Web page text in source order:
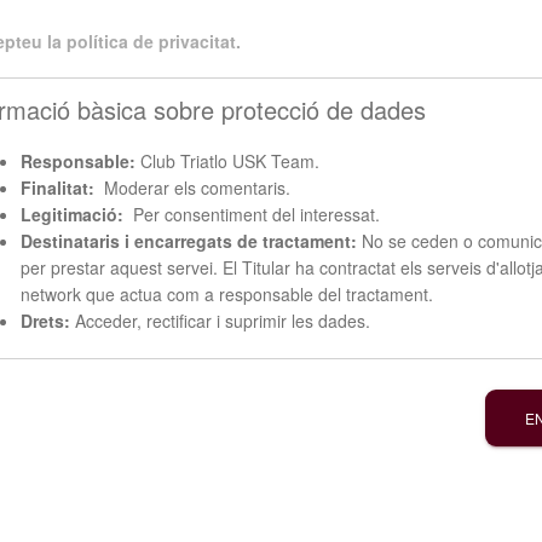
la política de privacitat.
bàsica sobre protecció de dades
Responsable: Club Triatlo USK Team.
Finalitat: Moderar els comentaris.
Legitimació: Per consentiment del interessat.
Destinataris i encarregats de tractament: No se ceden o
per prestar aquest servei. El Titular ha contractat els serveis
network que actua com a responsable del tractament.
Drets: Acceder, rectificar i suprimir les dades.